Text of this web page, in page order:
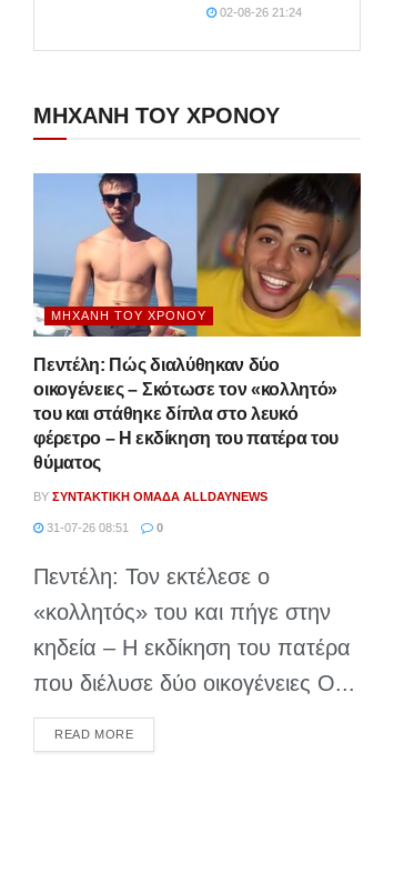
02-08-26 21:24
ΜΗΧΑΝΗ ΤΟΥ ΧΡΟΝΟΥ
ΜΗΧΑΝΉ ΤΟΥ ΧΡΌΝΟΥ
Πεντέλη: Πώς διαλύθηκαν δύο
οικογένειες – Σκότωσε τον «κολλητό»
του και στάθηκε δίπλα στο λευκό
φέρετρο – Η εκδίκηση του πατέρα του
θύματος
BY ΣΥΝΤΑΚΤΙΚΉ ΟΜΆΔΑ ALLDAYNEWS
31-07-26 08:51 0
Πεντέλη: Τον εκτέλεσε ο
«κολλητός» του και πήγε στην
κηδεία – Η εκδίκηση του πατέρα
που διέλυσε δύο οικογένειες Ο...
READ MOREDETAILS